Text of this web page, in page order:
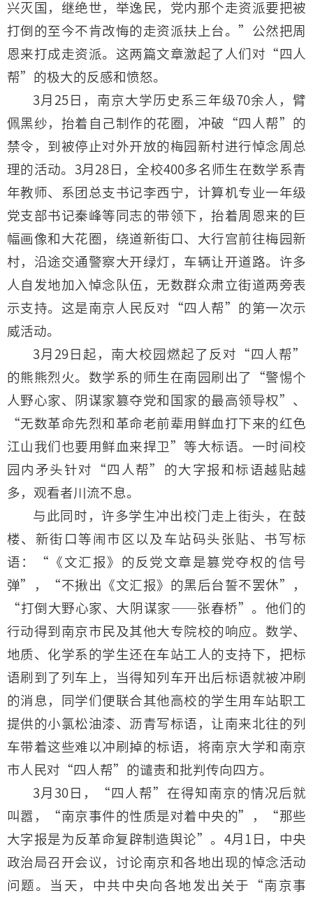
兴灭国，继绝世，举逸民，党内那个走资派要把被
打倒的至今不肯改悔的走资派扶上台。”公然把周
恩来打成走资派。这两篇文章激起了人们对“四人
帮”的极大的反感和愤怒。
3月25日，南京大学历史系三年级70余人，臂
佩黑纱，抬着自己制作的花圈，冲破“四人帮”的
禁令，到被停止对外开放的梅园新村进行悼念周总
理的活动。3月28日，全校400多名师生在数学系青
年教师、系团总支书记李西宁，计算机专业一年级
党支部书记秦峰等同志的带领下，抬着周恩来的巨
幅画像和大花圈，绕道新街口、大行宫前往梅园新
村，沿途交通警察大开绿灯，车辆让开道路。许多
人自发地加入悼念队伍，无数群众肃立街道两旁表
示支持。这是南京人民反对“四人帮”的第一次示
威活动。
3月29日起，南大校园燃起了反对“四人帮”
的熊熊烈火。数学系的师生在南园刷出了“警惕个
人野心家、阴谋家篡夺党和国家的最高领导权”、
“无数革命先烈和革命老前辈用鲜血打下来的红色
江山我们也要用鲜血来捍卫”等大标语。一时间校
园内矛头针对“四人帮”的大字报和标语越贴越
多，观看者川流不息。
与此同时，许多学生冲出校门走上街头，在鼓
楼、新街口等闹市区以及车站码头张贴、书写标
语：“《文汇报》的反党文章是篡党夺权的信号
弹”，“不揪出《文汇报》的黑后台誓不罢休”，
“打倒大野心家、大阴谋家——张春桥”。他们的
行动得到南京市民及其他大专院校的响应。数学、
地质、化学系的学生还在车站工人的支持下，把标
语刷到了列车上，当得知列车开出后标语就被冲刷
的消息，同学们便联合其他高校的学生用车站职工
提供的小氯松油漆、沥青写标语，让南来北往的列
车带着这些难以冲刷掉的标语，将南京大学和南京
市人民对“四人帮”的谴责和批判传向四方。
3月30日，“四人帮”在得知南京的情况后就
叫嚣，“南京事件的性质是对着中央的”，“那些
大字报是为反革命复辟制造舆论”。4月1日，中央
政治局召开会议，讨论南京和各地出现的悼念活动
问题。当天，中共中央向各地发出关于“南京事